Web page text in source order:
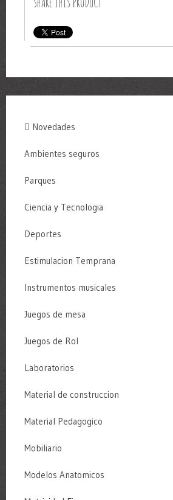
Novedades
Ambientes seguros
Parques
Ciencia y Tecnologia
Deportes
Estimulacion Temprana
Instrumentos musicales
Juegos de mesa
Juegos de Rol
Laboratorios
Material de construccion
Material Pedagogico
Mobiliario
Modelos Anatomicos